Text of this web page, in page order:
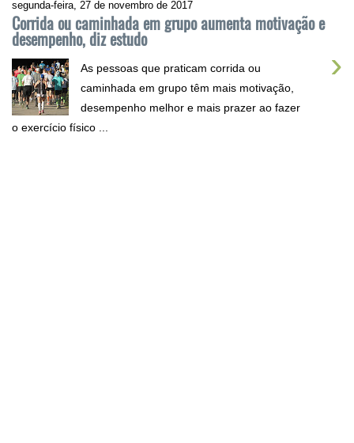
segunda-feira, 27 de novembro de 2017
Corrida ou caminhada em grupo aumenta motivação e
desempenho, diz estudo
›
As pessoas que praticam corrida ou
caminhada em grupo têm mais motivação,
desempenho melhor e mais prazer ao fazer
o exercício físico ...